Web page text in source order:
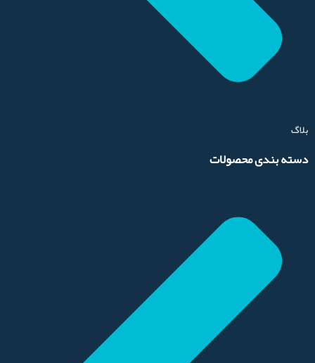
بلاگ
دسته بندی محصولات